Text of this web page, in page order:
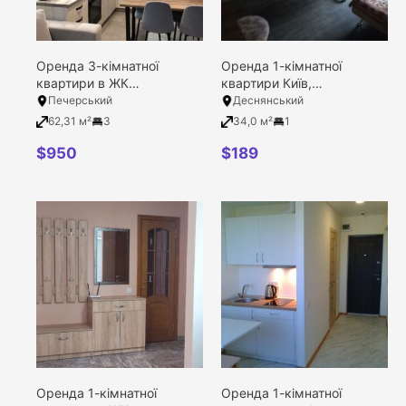
Оренда 3-кімнатної
квартири в ЖК
Печерський квартал, Київ,
Печерський район, тупік
Б
Печерський
62,31 м²
3
$950
Оренда 1-кімнатної
квартири Київ,
Деснянський район,
Левицького вулиця, 18
Деснянський
34,0 м²
1
$189
Оренда 1-кімнатної
Оренда 1-кімнатної